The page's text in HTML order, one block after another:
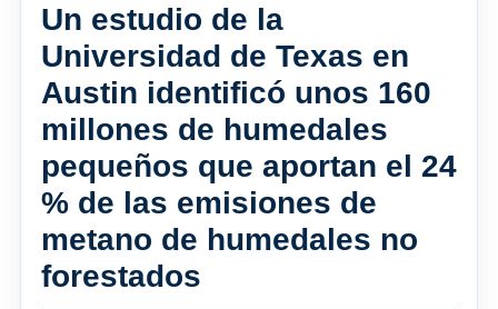
Un estudio de la
Universidad de Texas en
Austin identificó unos 160
millones de humedales
pequeños que aportan el 24
% de las emisiones de
metano de humedales no
forestados